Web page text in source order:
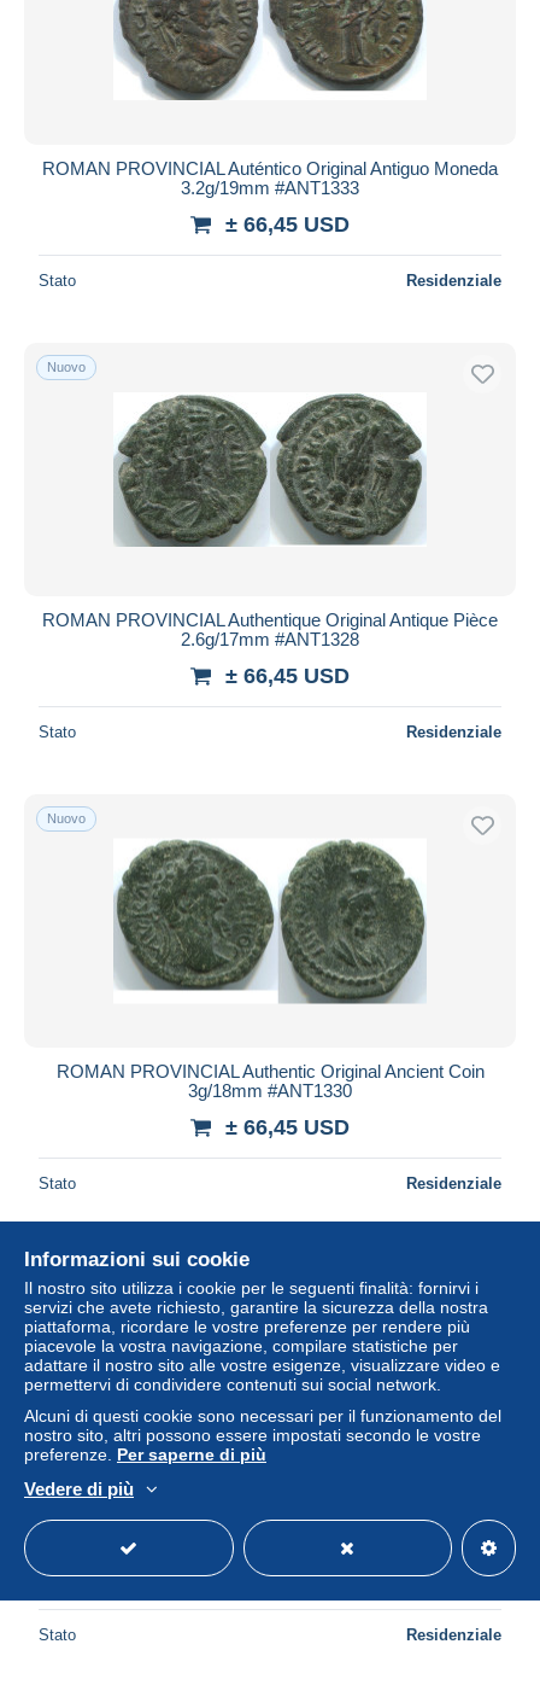
ROMAN PROVINCIAL Auténtico Original Antiguo Moneda
3.2g/19mm #ANT1333
± 66,45 USD
Stato Residenziale
Nuovo
ROMAN PROVINCIAL Authentique Original Antique Pièce
2.6g/17mm #ANT1328
± 66,45 USD
Stato Residenziale
Nuovo
ROMAN PROVINCIAL Authentic Original Ancient Coin
3g/18mm #ANT1330
± 66,45 USD
Stato Residenziale
Nuovo
RÖMISCHE PROVINZMÜNZE Roman Provincial Ancient
Coin 2.7g/19mm #ANT1332
± 66,45 USD
Stato Residenziale
Informazioni sui cookie
Il nostro sito utilizza i cookie per le seguenti finalità: fornirvi i
servizi che avete richiesto, garantire la sicurezza della nostra
piattaforma, ricordare le vostre preferenze per rendere più
piacevole la vostra navigazione, compilare statistiche per
adattare il nostro sito alle vostre esigenze, visualizzare video e
permettervi di condividere contenuti sui social network.
Alcuni di questi cookie sono necessari per il funzionamento del
nostro sito, altri possono essere impostati secondo le vostre
preferenze. Per saperne di più
Vedere di più